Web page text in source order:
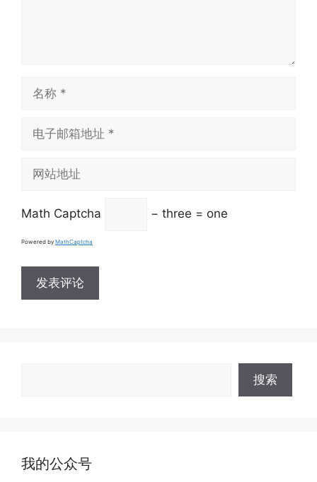
址
址
Math Captcha − three = one
Powered by MathCaptcha
搜索
我的公众号